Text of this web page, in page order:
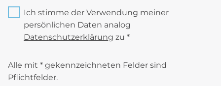
Ich stimme der Verwendung meiner
persönlichen Daten analog
Datenschutzerklärung zu *
Alle mit * gekennzeichneten Felder sind
Pflichtfelder.